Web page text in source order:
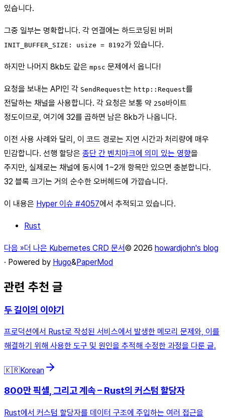
있습니다.
그중 일부는 명확합니다. 각 연결에는 하드코딩된 버퍼
INIT_BUFFER_SIZE: usize = 8192가 있습니다.
하지만 나머지 8kb도 같은 mpsc 문제에서 옵니다!
요청을 보내는 API인 각 SendRequest는 http::Request를
전달하는 채널을 사용합니다. 각 요청은 보통 약 250바이트
정도이므로, 여기에 32를 곱하면 남은 8kb가 나옵니다.
이전 사용 사례와 달리, 이 코드 경로는 지연 시간과 처리량에 매우
민감합니다. 선행 할당은 종단 간 벤치마크에 의미 있는 영향을
주지만, 실제로는 채널에 동시에 1~2개 항목만 있으면 충분합니다.
32 블록 크기는 거의 순수한 오버헤드에 가깝습니다.
이 내용은 Hyper 이슈 #4057에서 추적되고 있습니다.
Rust
다음 »더 나은 Kubernetes CRD 문서© 2026 howardjohn's blog
· Powered by Hugo&PaperMod
관련 추천 글
두 길이의 이야기
프로덕션에서 Rust로 작성된 서비스에서 발생한 메모리 문제와, 이를
해결하기 위해 사용한 도구 및 원인을 추적해 수정한 과정을 다룬 글.
🇰🇷Korean
800만 픽셀, 그리고 계속 – Rust의 커스텀 할당자
Rust에서 커스텀 할당자를 데이터 구조에 주입하는 여러 접근을